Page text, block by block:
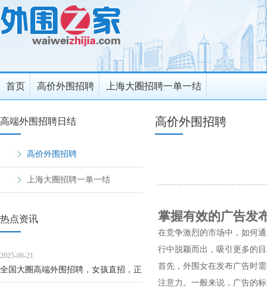
首页 高价外围招聘 上海大圈招聘一单一结
高端外围招聘日结
高价外围招聘
上海大圈招聘一单一结
热点资讯
2025-06-21
全国大圈高端外围招聘，女孩直招，正
高价外围招聘
掌握有效的广告发
在竞争激烈的市场中，如何
行中脱颖而出，吸引更多的
首先，外围女在发布广告时
注意力。一般来说，广告的